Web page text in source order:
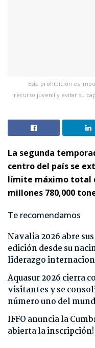
Esta prohibición es
recurso juvenil y evitar su
La segunda
centro del país se
límite máximo total
millones 780,000
Te recomendamos
Navalia 2026 abre
edición desde su
liderazgo
Aquasur 2026 cierra
visitantes y se
número uno del
IFFO anuncia la
abierta la inscripción!